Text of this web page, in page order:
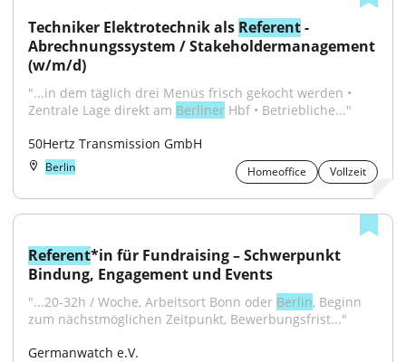
Techniker Elektrotechnik als Referent -
Abrechnungssystem / Stakeholdermanagement
(w/m/d)
"...in dem täglich drei Menüs frisch gekocht werden •
Zentrale Lage direkt am Berliner Hbf • Betriebliche..."
50Hertz Transmission GmbH
Berlin Homeoffice Vollzeit
Referent*in für Fundraising – Schwerpunkt
Bindung, Engagement und Events
"...20-32h / Woche, Arbeitsort Bonn oder Berlin, Beginn
zum nächstmöglichen Zeitpunkt, Bewerbungsfrist..."
Germanwatch e.V.